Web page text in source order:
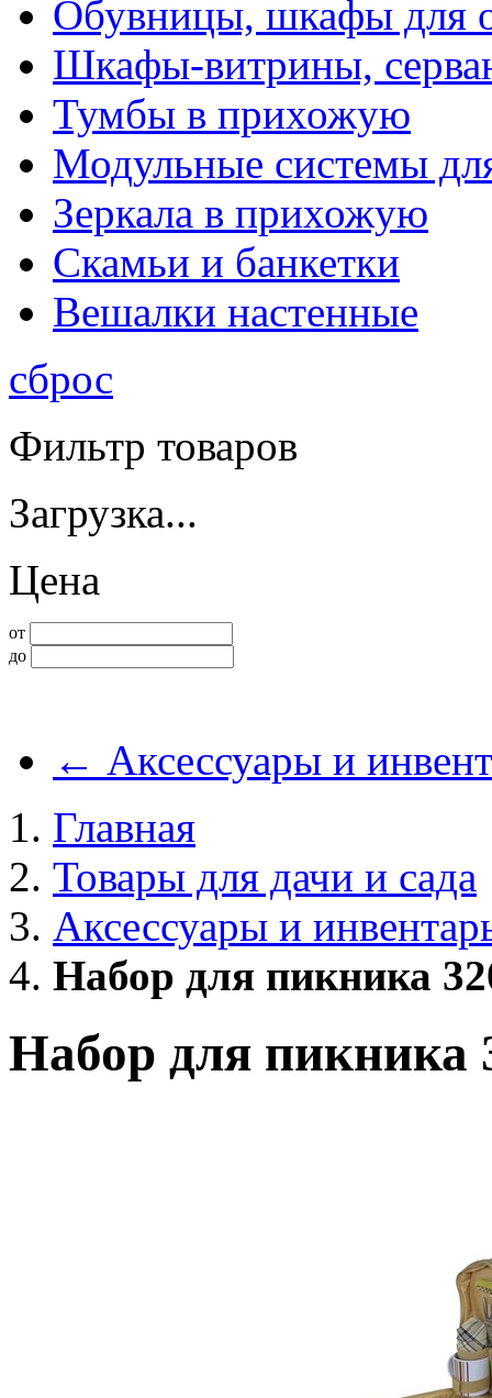
Обувницы, шкафы для
Шкафы-витрины,
Тумбы в прихожую
Модульные системы
Зеркала в прихожую
Скамьи и банкетки
Вешалки настенные
сброс
Фильтр товаров
Загрузка...
Цена
от
до
← Аксессуары и
Главная
Товары для дачи и сада
Аксессуары и
Набор для пикника
Набор для пикника